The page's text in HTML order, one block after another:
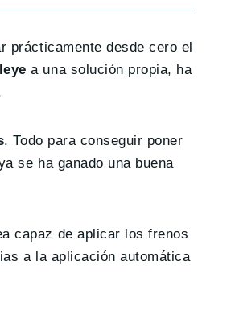
prácticamente desde cero el
a una solución propia, ha
. Todo para conseguir poner
se ha ganado una buena
capaz de aplicar los frenos
a la aplicación automática